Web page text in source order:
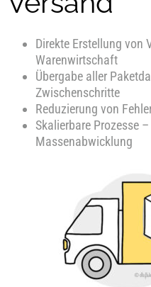
Direkte Erstellung von
Warenwirtschaft
Übergabe aller
Zwischenschritte
Reduzierung von
Skalierbare Prozesse
Massenabwicklung